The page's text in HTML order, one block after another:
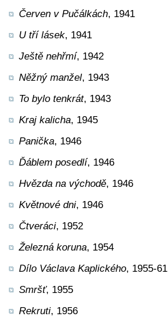
Červen v Pučálkách, 1941
U tří lásek, 1941
Ještě nehřmí, 1942
Něžný manžel, 1943
To bylo tenkrát, 1943
Kraj kalicha, 1945
Panička, 1946
Ďáblem posedlí, 1946
Hvězda na východě, 1946
Květnové dni, 1946
Čtveráci, 1952
Železná koruna, 1954
Dílo Václava Kaplického, 1955-61
Smršť, 1955
Rekruti, 1956